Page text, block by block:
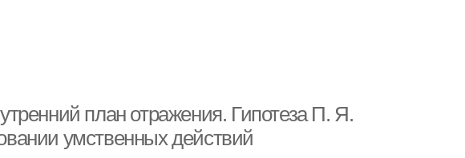
план отражения. Гипотеза П. Я.
умственных действий